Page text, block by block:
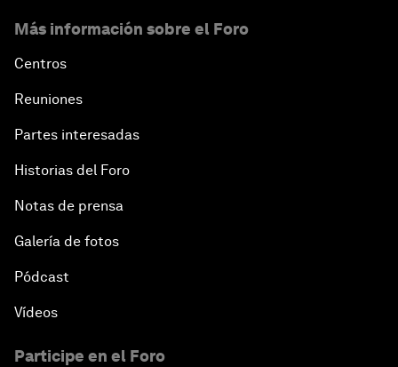
Más información sobre el Foro
Centros
Reuniones
Partes interesadas
Historias del Foro
Notas de prensa
Galería de fotos
Pódcast
Vídeos
Participe en el Foro